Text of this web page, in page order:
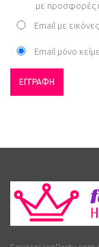
με προσφορές
Εmail με εικόνες
Εmail μόνο